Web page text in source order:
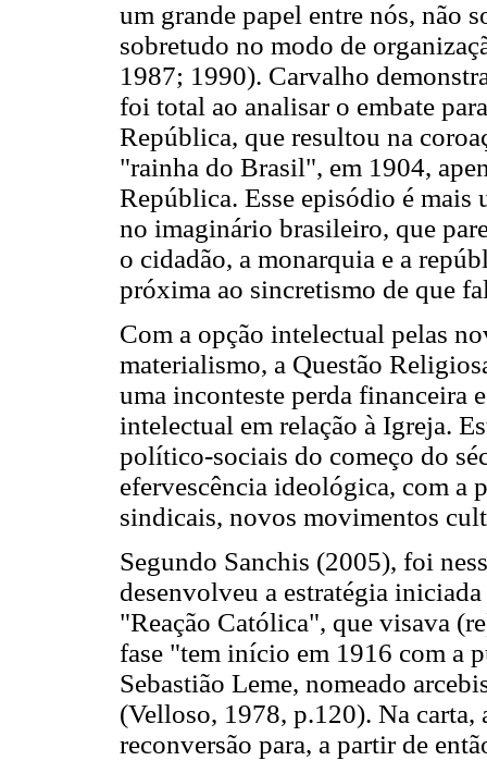
um grande papel entre nós, não
sobretudo no modo de
1987; 1990). Carvalho
foi total ao analisar o embate
República, que resultou na
"rainha do Brasil", em 1904,
República. Esse episódio é mais
no imaginário brasileiro, que
o cidadão, a monarquia e a
próxima ao sincretismo de que
Com a opção intelectual pelas
materialismo, a Questão
uma inconteste perda financeira
intelectual em relação à Igreja.
político-sociais do começo do
efervescência ideológica, com a
sindicais, novos movimentos
Segundo Sanchis (2005), foi
desenvolveu a estratégia
"Reação Católica", que visava
fase "tem início em 1916 com a
Sebastião Leme, nomeado
(Velloso, 1978, p.120). Na
reconversão para, a partir de